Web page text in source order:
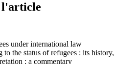
l'article
under international law
the status of refugees : its history,
: a commentary